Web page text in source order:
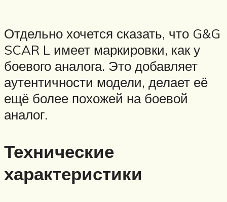
Отдельно хочется сказать, что G&G
SCAR L имеет маркировки, как у
боевого аналога. Это добавляет
аутентичности модели, делает её
ещё более похожей на боевой
аналог.
Технические
характеристики